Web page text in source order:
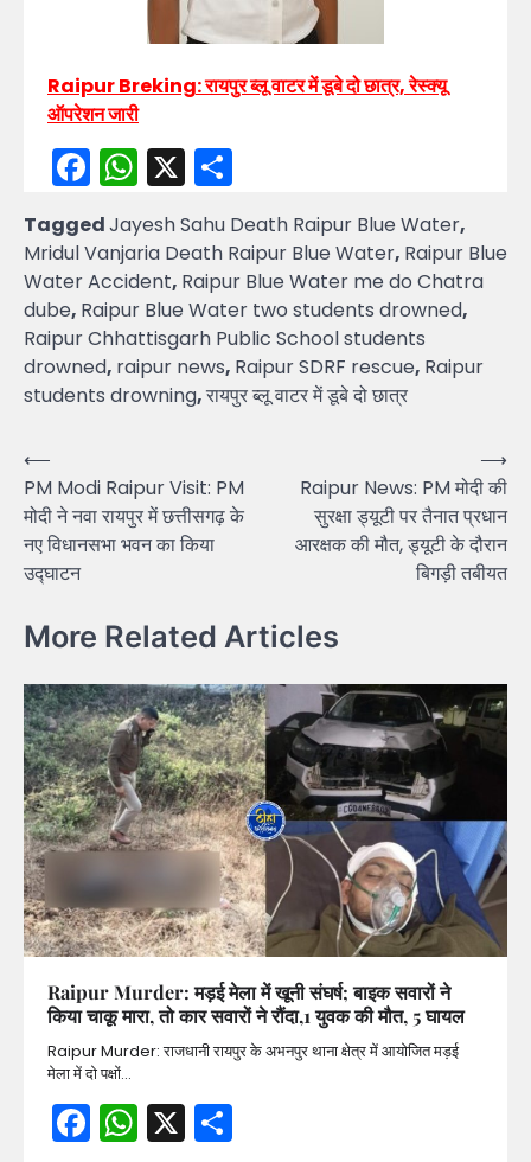
Raipur Breking: रायपुर ब्लू वाटर में डूबे दो छात्र, रेस्क्यू
ऑपरेशन जारी
Facebook
WhatsApp
X
TaggedJayesh Sahu Death Raipur Blue Water,
Mridul Vanjaria Death Raipur Blue Water, Raipur Blue
Water Accident, Raipur Blue Water me do Chatra
dube, Raipur Blue Water two students drowned,
Raipur Chhattisgarh Public School students
drowned, raipur news, Raipur SDRF rescue, Raipur
students drowning,रायपुर ब्लू वाटर में डूबे दो छात्र
Post
navigation
⟵
PM Modi Raipur Visit: PM
मोदी ने नवा रायपुर में छत्तीसगढ़ के
नए विधानसभा भवन का किया
उद्घाटन
Raipur News: PM मोदी की
सुरक्षा ड्यूटी पर तैनात प्रधान
आरक्षक की मौत, ड्यूटी के दौरान
बिगड़ी तबीयत
⟶
More Related Articles
Raipur Murder: मड़ई मेला में खूनी संघर्ष; बाइक सवारों ने
किया चाकू मारा, तो कार सवारों ने रौंदा,1 युवक की मौत, 5 घायल
Raipur Murder: राजधानी रायपुर के अभनपुर थाना क्षेत्र में आयोजित मड़ई
मेला में दो पक्षों…
Facebook
WhatsApp
X